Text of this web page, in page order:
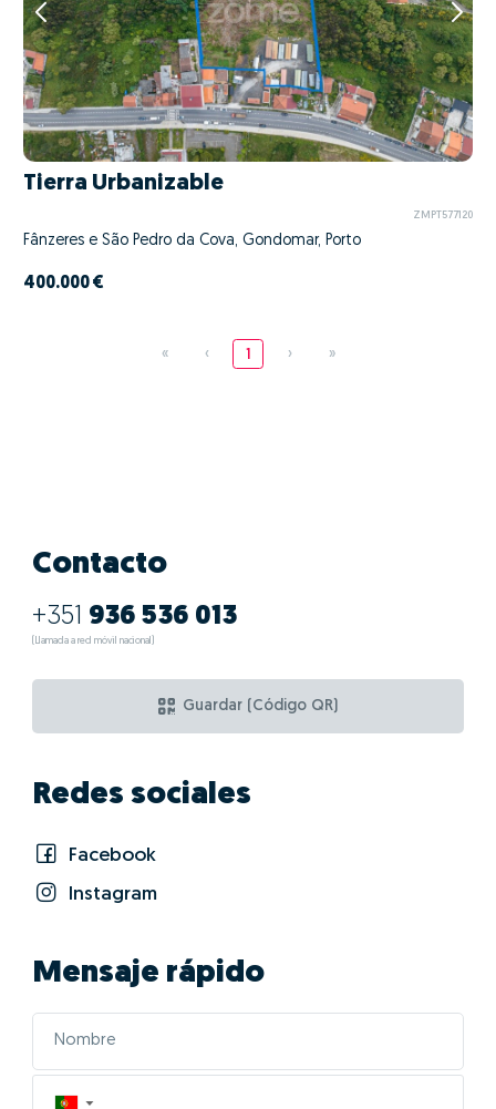
Tierra Urbanizable
ZMPT577120
Fânzeres e São Pedro da Cova, Gondomar, Porto
400.000 €
« ‹ 1 › »
Contacto
+351 936 536 013
(Llamada a red móvil nacional)
Guardar (Código QR)
Redes sociales
Facebook
Instagram
Mensaje rápido
▼